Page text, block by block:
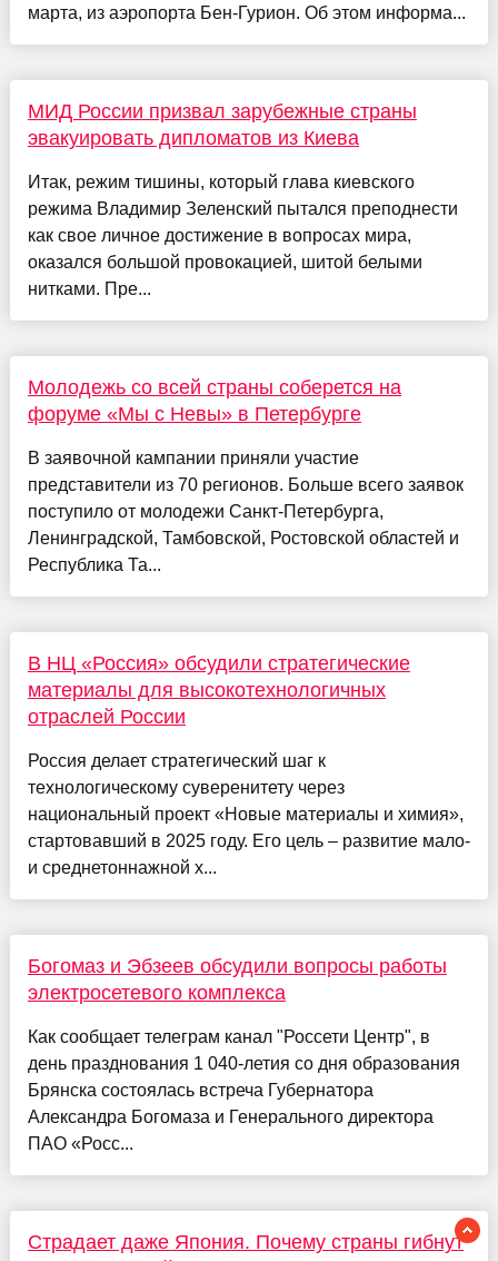
марта, из аэропорта Бен-Гурион. Об этом информа...
МИД России призвал зарубежные страны
эвакуировать дипломатов из Киева
Итак, режим тишины, который глава киевского
режима Владимир Зеленский пытался преподнести
как свое личное достижение в вопросах мира,
оказался большой провокацией, шитой белыми
нитками. Пре...
Молодежь со всей страны соберется на
форуме «Мы с Невы» в Петербурге
В заявочной кампании приняли участие
представители из 70 регионов. Больше всего заявок
поступило от молодежи Санкт-Петербурга,
Ленинградской, Тамбовской, Ростовской областей и
Республика Та...
В НЦ «Россия» обсудили стратегические
материалы для высокотехнологичных
отраслей России
Россия делает стратегический шаг к
технологическому суверенитету через
национальный проект «Новые материалы и химия»,
стартовавший в 2025 году. Его цель – развитие мало-
и среднетоннажной х...
Богомаз и Эбзеев обсудили вопросы работы
электросетевого комплекса
Как сообщает телеграм канал "Россети Центр", в
день празднования 1 040-летия со дня образования
Брянска состоялась встреча Губернатора
Александра Богомаза и Генерального директора
ПАО «Росс...
Страдает даже Япония. Почему страны гибнут